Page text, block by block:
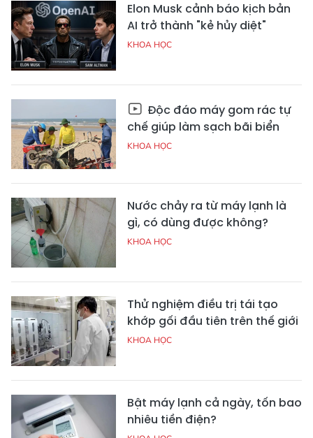
Elon Musk cảnh báo kịch bản
AI trở thành "kẻ hủy diệt"
KHOA HỌC
Độc đáo máy gom rác tự
chế giúp làm sạch bãi biển
KHOA HỌC
Nước chảy ra từ máy lạnh là
gì, có dùng được không?
KHOA HỌC
Thử nghiệm điều trị tái tạo
khớp gối đầu tiên trên thế giới
KHOA HỌC
Bật máy lạnh cả ngày, tốn bao
nhiêu tiền điện?